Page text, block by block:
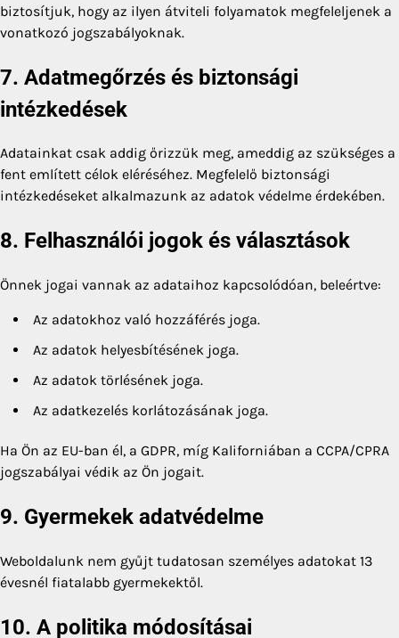
biztosítjuk, hogy az ilyen átviteli folyamatok megfeleljenek a
vonatkozó jogszabályoknak.
7. Adatmegőrzés és biztonsági
intézkedések
Adatainkat csak addig őrizzük meg, ameddig az szükséges a
fent említett célok eléréséhez. Megfelelő biztonsági
intézkedéseket alkalmazunk az adatok védelme érdekében.
8. Felhasználói jogok és választások
Önnek jogai vannak az adataihoz kapcsolódóan, beleértve:
Az adatokhoz való hozzáférés joga.
Az adatok helyesbítésének joga.
Az adatok törlésének joga.
Az adatkezelés korlátozásának joga.
Ha Ön az EU-ban él, a GDPR, míg Kaliforniában a CCPA/CPRA
jogszabályai védik az Ön jogait.
9. Gyermekek adatvédelme
Weboldalunk nem gyűjt tudatosan személyes adatokat 13
évesnél fiatalabb gyermekektől.
10. A politika módosításai